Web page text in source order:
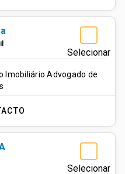
Selecionar
Imobiliário Advogado de
Selecionar